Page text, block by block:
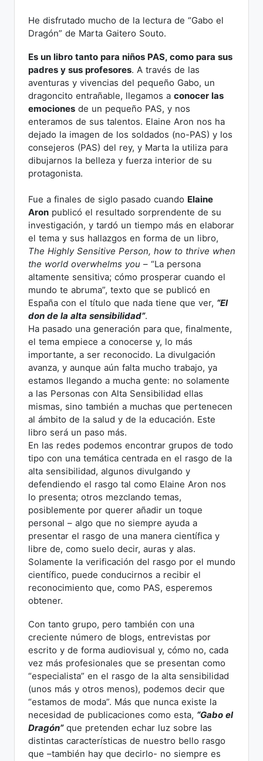
He disfrutado mucho de la lectura de “Gabo el
Dragón” de Marta Gaitero Souto.
Es un libro tanto para niños PAS, como para sus
padres y sus profesores. A través de las
aventuras y vivencias del pequeño Gabo, un
dragoncito entrañable, llegamos a conocer las
emocionesde un pequeño PAS, y nos
enteramos de sus talentos. Elaine Aron nos ha
dejado la imagen de los soldados (no-PAS) y los
consejeros (PAS) del rey, y Marta la utiliza para
dibujarnos la belleza y fuerza interior de su
protagonista.
Fue a finales de siglo pasado cuando Elaine
Aronpublicó el resultado sorprendente de su
investigación, y tardó un tiempo más en elaborar
el tema y sus hallazgos en forma de un libro,
The Highly Sensitive Person, how to thrive when
the world overwhelms you– “La persona
altamente sensitiva; cómo prosperar cuando el
mundo te abruma”, texto que se publicó en
España con el título que nada tiene que ver, “El
don de la alta sensibilidad”.
Ha pasado una generación para que, finalmente,
el tema empiece a conocerse y, lo más
importante, a ser reconocido. La divulgación
avanza, y aunque aún falta mucho trabajo, ya
estamos llegando a mucha gente: no solamente
a las Personas con Alta Sensibilidad ellas
mismas, sino también a muchas que pertenecen
al ámbito de la salud y de la educación. Este
libro será un paso más.
En las redes podemos encontrar grupos de todo
tipo con una temática centrada en el rasgo de la
alta sensibilidad, algunos divulgando y
defendiendo el rasgo tal como Elaine Aron nos
lo presenta; otros mezclando temas,
posiblemente por querer añadir un toque
personal – algo que no siempre ayuda a
presentar el rasgo de una manera científica y
libre de, como suelo decir, auras y alas.
Solamente la verificación del rasgo por el mundo
científico, puede conducirnos a recibir el
reconocimiento que, como PAS, esperemos
obtener.
Con tanto grupo, pero también con una
creciente número de blogs, entrevistas por
escrito y de forma audiovisual y, cómo no, cada
vez más profesionales que se presentan como
“especialista” en el rasgo de la alta sensibilidad
(unos más y otros menos), podemos decir que
“estamos de moda”. Más que nunca existe la
necesidad de publicaciones como esta, “Gabo el
Dragón”que pretenden echar luz sobre las
distintas características de nuestro bello rasgo
que –también hay que decirlo- no siempre es